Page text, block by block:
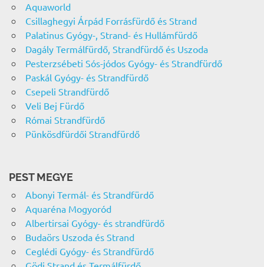
Aquaworld
Csillaghegyi Árpád Forrásfürdő és Strand
Palatinus Gyógy-, Strand- és Hullámfürdő
Dagály Termálfürdő, Strandfürdő és Uszoda
Pesterzsébeti Sós-jódos Gyógy- és Strandfürdő
Paskál Gyógy- és Strandfürdő
Csepeli Strandfürdő
Veli Bej Fürdő
Római Strandfürdő
Pünkösdfürdői Strandfürdő
PEST MEGYE
Abonyi Termál- és Strandfürdő
Aquaréna Mogyoród
Albertirsai Gyógy- és strandfürdő
Budaörs Uszoda és Strand
Ceglédi Gyógy- és Strandfürdő